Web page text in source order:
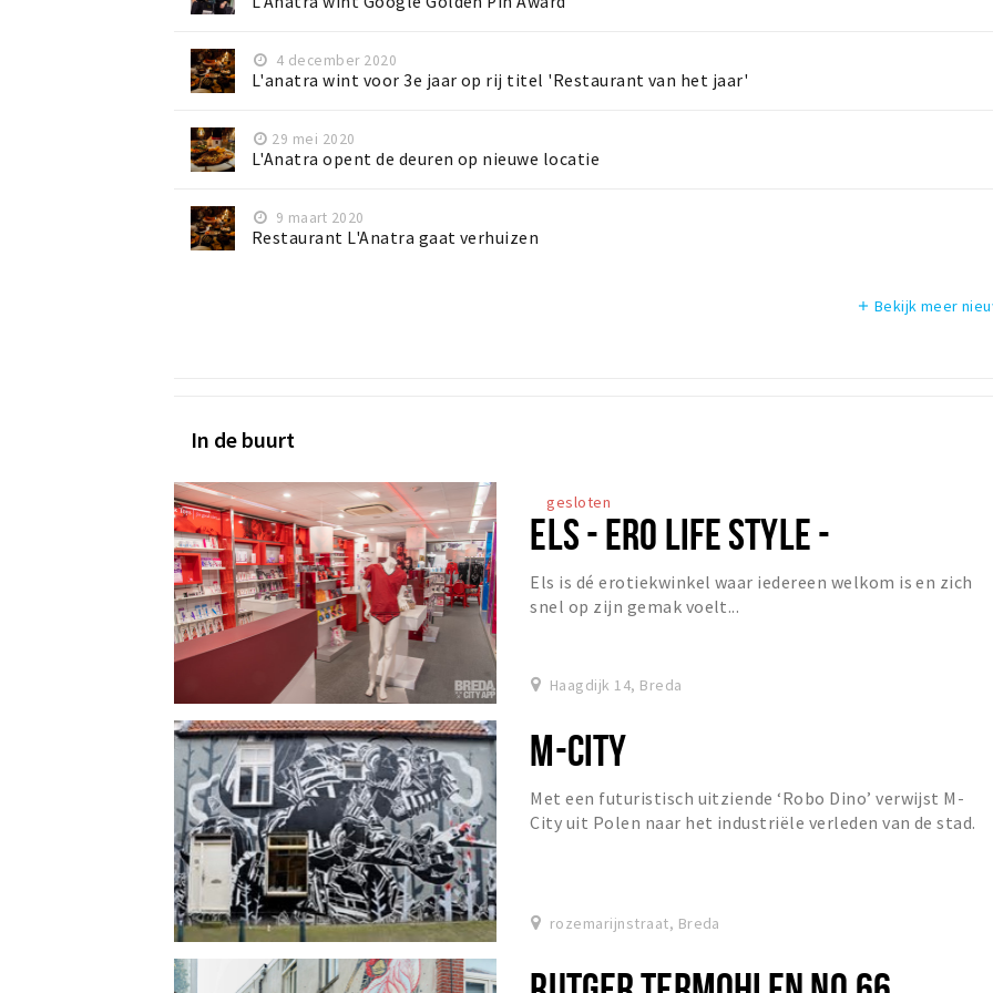
4 december 2020
L'anatra wint voor 3e jaar op rij titel 'Restaurant van het jaar'
29 mei 2020
L'Anatra opent de deuren op nieuwe locatie
9 maart 2020
Restaurant L'Anatra gaat verhuizen
add Bekijk meer
In de buurt
gesloten
ELS - ERO LIFE STYLE -
Els is dé erotiekwinkel waar iedereen welkom is en zich
snel op zijn gemak voelt...
Haagdijk 14, Breda
M-CITY
Met een futuristisch uitziende ‘Robo Dino’ verwijst M­-
City uit Polen naar het industriële verleden van de stad.
rozemarijnstraat, Breda